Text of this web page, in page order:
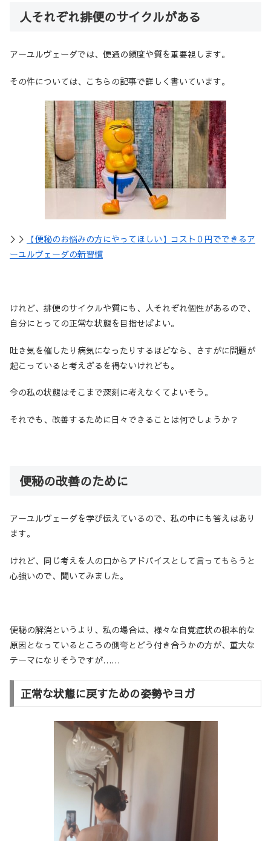
人それぞれ排便のサイクルがある
アーユルヴェーダでは、便通の頻度や質を重要視します。
その件については、こちらの記事で詳しく書いています。
＞＞
【便秘のお悩みの方にやってほしい】コスト０円でできるア
ーユルヴェーダの新習慣
けれど、排便のサイクルや質にも、人それぞれ個性があるので、
自分にとっての正常な状態を目指せばよい。
吐き気を催したり病気になったりするほどなら、さすがに問題が
起こっていると考えざるを得ないけれども。
今の私の状態はそこまで深刻に考えなくてよいそう。
それでも、改善するために日々できることは何でしょうか？
便秘の改善のために
アーユルヴェーダを学び伝えているので、私の中にも答えはあり
ます。
けれど、同じ考えを人の口からアドバイスとして言ってもらうと
心強いので、聞いてみました。
便秘の解消というより、私の場合は、様々な自覚症状の根本的な
原因となっているところの側弯とどう付き合うかの方が、重大な
テーマになりそうですが……
正常な状態に戻すための姿勢やヨガ